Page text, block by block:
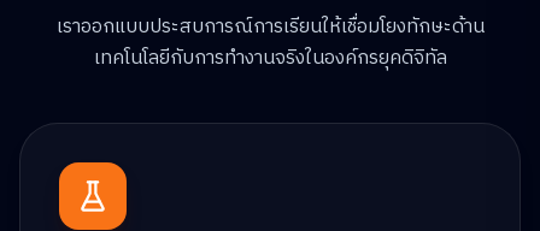
เราออกแบบประสบการณ์การเรียนให้เชื่อมโยงทักษะด้าน
เทคโนโลยีกับการทำงานจริงในองค์กรยุคดิจิทัล